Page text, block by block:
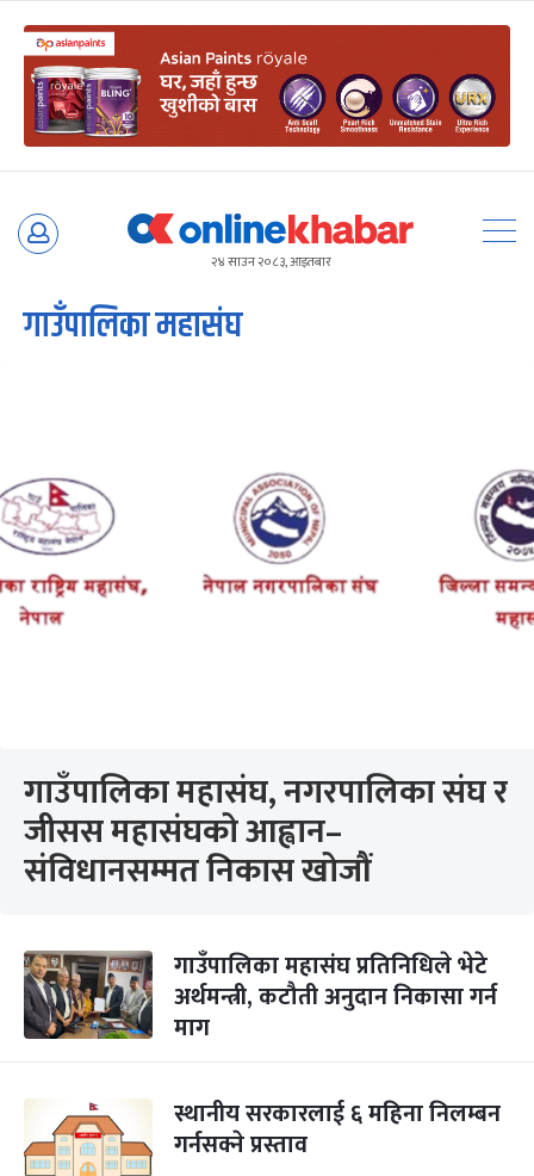
Skip
२४ साउन २०८३, आइतबार
गाउँपालिका महासंघ
गाउँपालिका महासंघ, नगरपालिका संघ र
जीसस महासंघको आह्वान–
संविधानसम्मत निकास खोजौं
गाउँपालिका महासंघ प्रतिनिधिले भेटे
अर्थमन्त्री, कटौती अनुदान निकासा गर्न
माग
स्थानीय सरकारलाई ६ महिना निलम्बन
गर्नसक्ने प्रस्ताव